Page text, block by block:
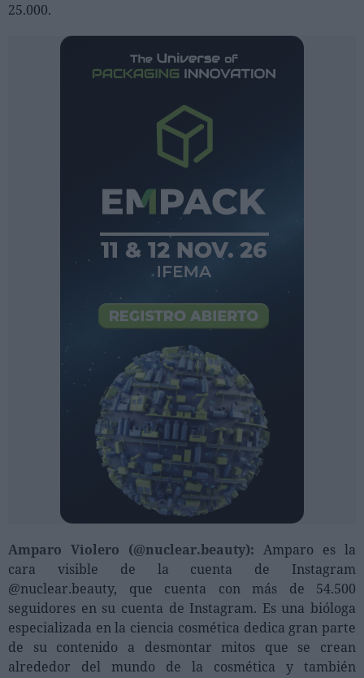
25.000.
Amparo Violero (@nuclear.beauty): Amparo es la
cara visible de la cuenta de Instagram
@nuclear.beauty, que cuenta con más de 54.500
seguidores en su cuenta de Instagram. Es una bióloga
especializada en la ciencia cosmética dedica gran parte
de su contenido a desmontar mitos que se crean
alrededor del mundo de la cosmética y también